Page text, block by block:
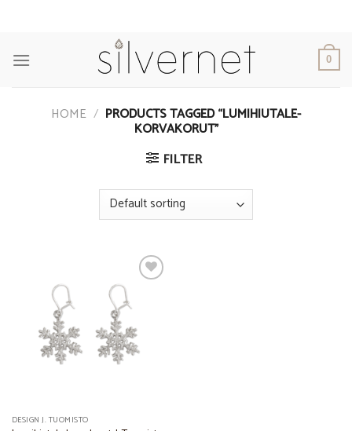
0
HOME / PRODUCTS TAGGED “LUMIHIUTALE-
KORVAKORUT”
FILTER
Wishlist
DESIGN J. TUOMISTO